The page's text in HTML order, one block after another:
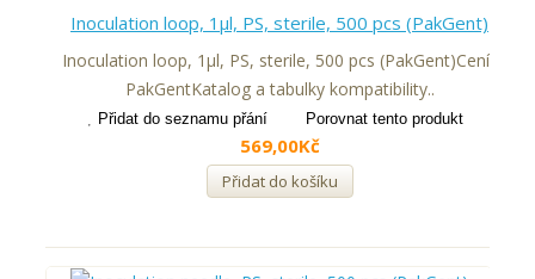
Inoculation loop, 1μl, PS, sterile, 500 pcs (PakGent)
Inoculation loop, 1μl, PS, sterile, 500 pcs (PakGent)Ceník
PakGentKatalog a tabulky kompatibility..
Přidat do seznamu přání Porovnat tento produkt
569,00Kč
Přidat do košíku